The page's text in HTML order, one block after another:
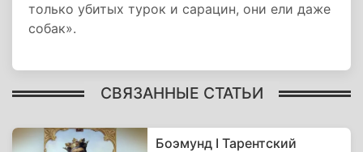
только убитых турок и сарацин, они ели даже
собак».
СВЯЗАННЫЕ СТАТЬИ
Боэмунд I Тарентский